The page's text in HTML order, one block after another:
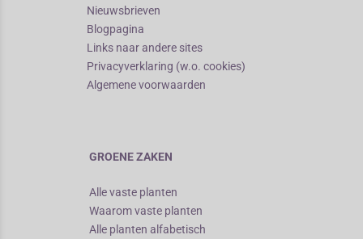
Nieuwsbrieven
Blogpagina
Links naar andere sites
Privacyverklaring (w.o. cookies)
Algemene voorwaarden
GROENE ZAKEN
Alle vaste planten
Waarom vaste planten
Alle planten alfabetisch